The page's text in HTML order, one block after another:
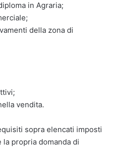
in Agraria;
della zona di
vendita.
sopra elencati imposti
la propria domanda di